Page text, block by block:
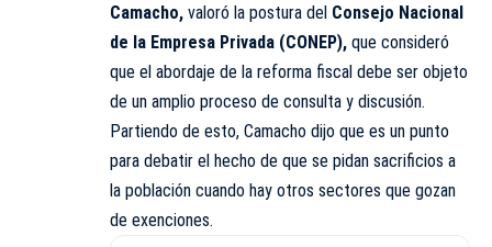
Camacho, valoró la postura del Consejo Nacional
de la Empresa Privada (CONEP), que consideró
que el abordaje de la reforma fiscal debe ser objeto
de un amplio proceso de consulta y discusión.
Partiendo de esto, Camacho dijo que es un punto
para debatir el hecho de que se pidan sacrificios a
la población cuando hay otros sectores que gozan
de exenciones.